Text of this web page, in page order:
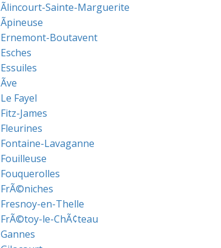
Ãlincourt-Sainte-Marguerite
Ãpineuse
Ernemont-Boutavent
Esches
Essuiles
Ãve
Le Fayel
Fitz-James
Fleurines
Fontaine-Lavaganne
Fouilleuse
Fouquerolles
FrÃ©niches
Fresnoy-en-Thelle
FrÃ©toy-le-ChÃ¢teau
Gannes